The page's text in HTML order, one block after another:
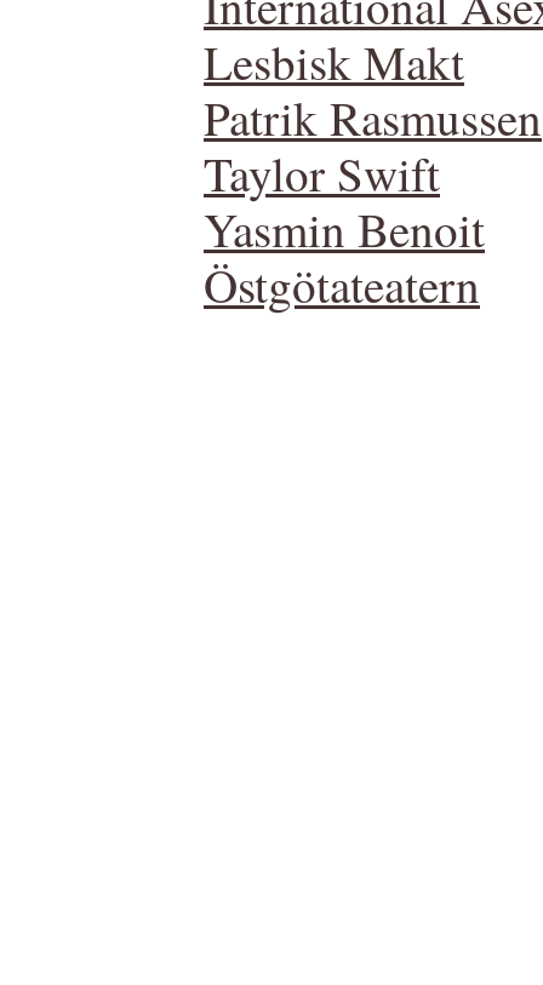
Lesbisk Makt
Patrik Rasmussen
Taylor Swift
Yasmin Benoit
Östgötateatern